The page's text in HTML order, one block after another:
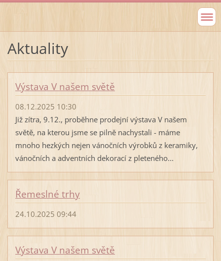
Aktuality
Výstava V našem světě
08.12.2025 10:30
Již zítra, 9.12., proběhne prodejní výstava V našem
světě, na kterou jsme se pilně nachystali - máme
mnoho hezkých nejen vánočních výrobků z keramiky,
vánočních a adventních dekorací z pleteného...
Řemeslné trhy
24.10.2025 09:44
Výstava V našem světě